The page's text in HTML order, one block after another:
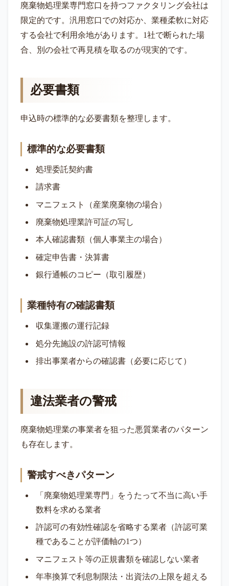
廃棄物処理業専門窓口を持つファクタリング会社は
限定的です。汎用窓口での対応か、業種柔軟に対応
する会社で利用余地があります。1社で断られた場
合、別の会社で再見積を取るのが現実的です。
必要書類
申込時の標準的な必要書類を整理します。
標準的な必要書類
処理委託契約書
請求書
マニフェスト（産業廃棄物の場合）
廃棄物処理業許可証の写し
本人確認書類（個人事業主の場合）
確定申告書・決算書
銀行通帳のコピー（取引履歴）
業種特有の確認書類
収集運搬の運行記録
処分先施設の許認可情報
排出事業者からの確認書（必要に応じて）
違法業者の警戒
廃棄物処理業の事業者を狙った悪質業者のパターン
も存在します。
警戒すべきパターン
「廃棄物処理業専門」をうたって不当に高い手
数料を求める業者
許認可の有効性確認を省略する業者（許認可業
種であることが評価軸の1つ）
マニフェスト等の正規書類を確認しない業者
年率換算で利息制限法・出資法の上限を超える